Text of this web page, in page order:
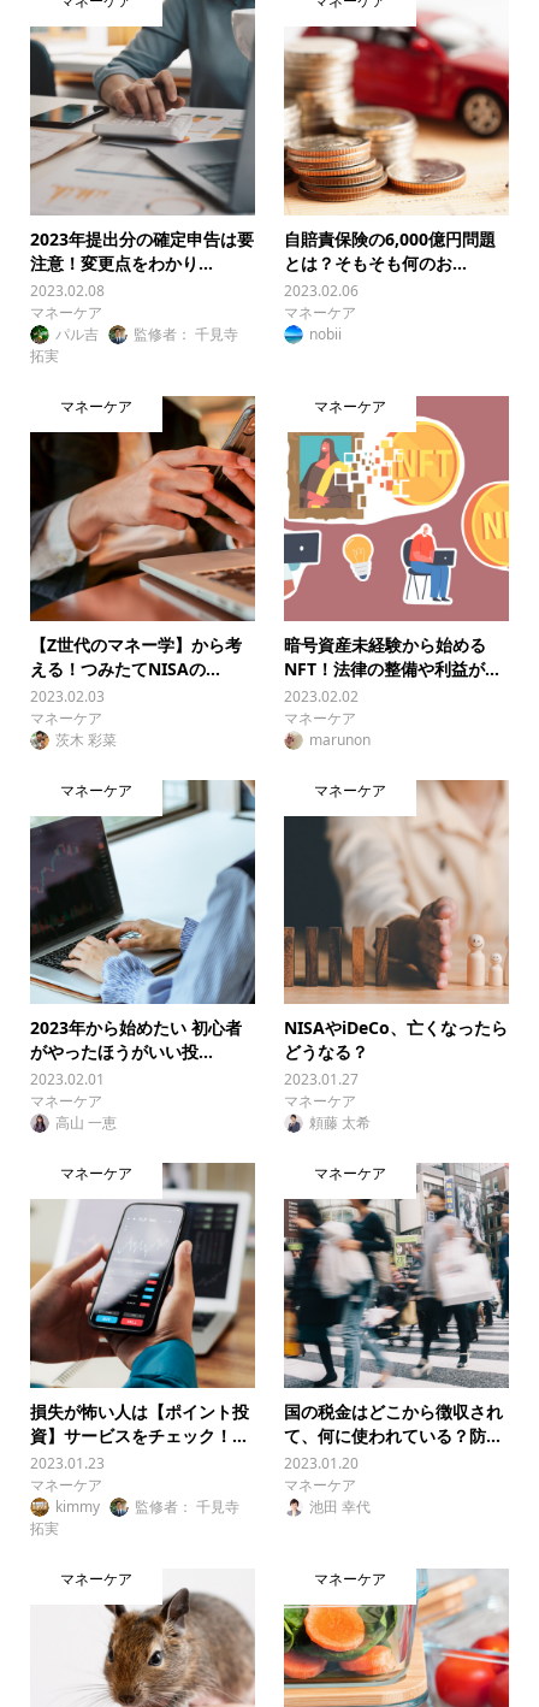
2023年提出分の確定申告は要
注意！変更点をわかり...
2023.02.08
マネーケア
パル吉
監修者： 千見寺
拓実
自賠責保険の6,000億円問題
とは？そもそも何のお...
2023.02.06
マネーケア
nobii
マネーケア
【Z世代のマネー学】から考
える！つみたてNISAの...
2023.02.03
マネーケア
茨木 彩菜
マネーケア
暗号資産未経験から始める
NFT！法律の整備や利益が...
2023.02.02
マネーケア
marunon
マネーケア
2023年から始めたい 初心者
がやったほうがいい投...
2023.02.01
マネーケア
高山 一恵
マネーケア
NISAやiDeCo、亡くなったら
どうなる？
2023.01.27
マネーケア
頼藤 太希
マネーケア
損失が怖い人は【ポイント投
資】サービスをチェック！...
2023.01.23
マネーケア
kimmy
監修者： 千見寺
拓実
マネーケア
国の税金はどこから徴収され
て、何に使われている？防...
2023.01.20
マネーケア
池田 幸代
マネーケア マネーケア